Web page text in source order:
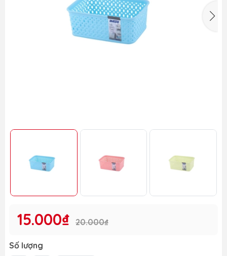
15.000₫ 20.000₫
Số lượng